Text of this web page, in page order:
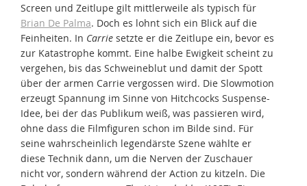
Screen und Zeitlupe gilt mittlerweile als typisch für
Brian De Palma. Doch es lohnt sich ein Blick auf die
Feinheiten. In Carrie setzte er die Zeitlupe ein, bevor es
zur Katastrophe kommt. Eine halbe Ewigkeit scheint zu
vergehen, bis das Schweineblut und damit der Spott
über der armen Carrie vergossen wird. Die Slowmotion
erzeugt Spannung im Sinne von Hitchcocks Suspense-
Idee, bei der das Publikum weiß, was passieren wird,
ohne dass die Filmfiguren schon im Bilde sind. Für
seine wahrscheinlich legendärste Szene wählte er
diese Technik dann, um die Nerven der Zuschauer
nicht vor, sondern während der Action zu kitzeln. Die